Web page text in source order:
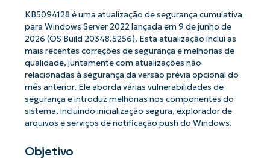
KB5094128 é uma atualização de segurança cumulativa
para Windows Server 2022 lançada em 9 de junho de
2026 (OS Build 20348.5256). Esta atualização inclui as
mais recentes correções de segurança e melhorias de
qualidade, juntamente com atualizações não
relacionadas à segurança da versão prévia opcional do
mês anterior. Ele aborda várias vulnerabilidades de
segurança e introduz melhorias nos componentes do
sistema, incluindo inicialização segura, explorador de
arquivos e serviços de notificação push do Windows.
Objetivo